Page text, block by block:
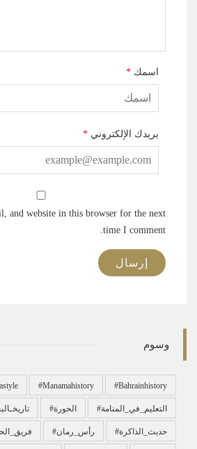
اسمك *
بريدك الإلكتروني *
and website in this browser for the next
time I comment.
وسوم
#bahrainhistory
#manamahistory
#التعليم_في_المنامة #الحورة
#حديث_الذاكرة #رأس_رمان